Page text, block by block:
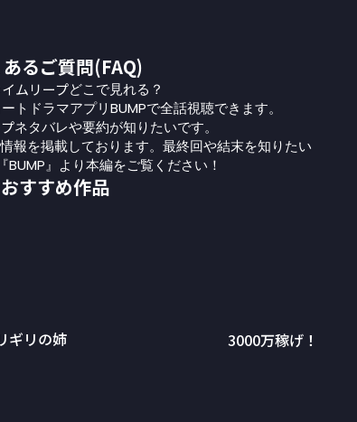
るご質問(FAQ)
ムリープどこで見れる？
トドラマアプリBUMPで全話視聴できます。
ネタバレや要約が知りたいです。
報を掲載しております。最終回や結末を知りたい
BUMP』より本編をご覧ください！
おすすめ作品
ギリの姉 3000万稼げ！